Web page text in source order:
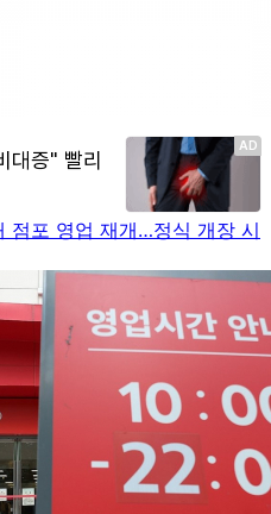
점포 영업 재개…정식 개장 시